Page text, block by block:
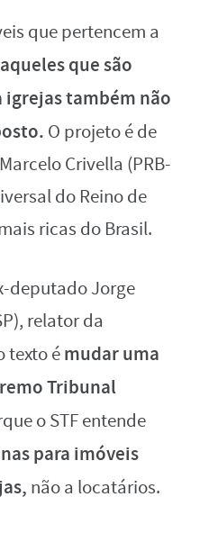
que pertencem a
aqueles que são
igrejas também não
O projeto é de
Crivella (PRB-
do Reino de
ricas do Brasil.
deputado Jorge
relator da
texto émudar uma
Tribunal
o STF entende
para imóveis
não a locatários.